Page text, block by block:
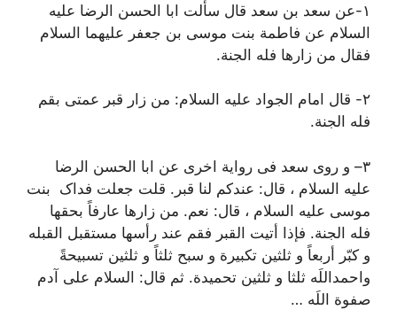
١- عن سعد بن سعد قال سألت ابا الحسن الرضا علیه
السلام عن فاطمة بنت موسی بن جعفر علیهما السلام
فقال من زارها فله الجنة.
٢- قال امام الجواد علیه السلام: من زار قبر عمتی بقم
فله الجنة.
٣– و روی سعد فی روایة اخری عن ابا الحسن الرضا
علیه السلام ، قال: عندکم لنا قبر. قلت جعلت فداک بنت
موسی علیه السلام ، قال: نعم. من زارها عارفاً بحقها
فله الجنة. فإذا أتیت القبر فقم عند رأسها مستقبل القبله
و کبّر أربعاً و ثلثین تکبیرة و سبح ثلثاً و ثلثین تسبیحةً
واحمداللَه ثلثا و ثلثین تحمیدة. ثم قال: السلام علی آدم
صفوة اللَه …